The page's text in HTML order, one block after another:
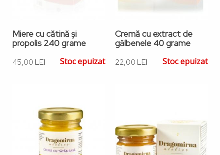
Miere cu cătină și
propolis 240 grame
45,00 LEI Stoc epuizat
Cremă cu extract de
gălbenele 40 grame
22,00 LEI Stoc epuizat